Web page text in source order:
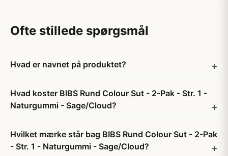
Ofte stillede spørgsmål
Hvad er navnet på produktet?
Hvad koster BIBS Rund Colour Sut - 2-Pak - Str. 1 -
Naturgummi - Sage/Cloud?
Hvilket mærke står bag BIBS Rund Colour Sut - 2-Pak
- Str. 1 - Naturgummi - Sage/Cloud?